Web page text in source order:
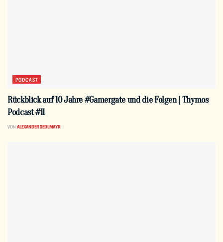
PODCAST
Rückblick auf 10 Jahre #Gamergate und die Folgen | Thymos
Podcast #11
VON ALEXANDER SEDLMAYR